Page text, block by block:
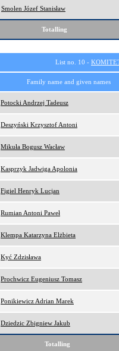
Smolen Józef Stanisław
Totalling
List no. 10 -
Family name and given names
Potocki Andrzej Tadeusz
Deszyński Krzysztof Antoni
Mikuła Bogusz Wacław
Kasprzyk Jadwiga Apolonia
Figiel Henryk Lucjan
Rumian Antoni Paweł
Klempa Katarzyna Elżbieta
Kyć Zdzisława
Prochwicz Eugeniusz Tomasz
Ponikiewicz Adrian Marek
Dziedzic Zbigniew Jakub
Totalling